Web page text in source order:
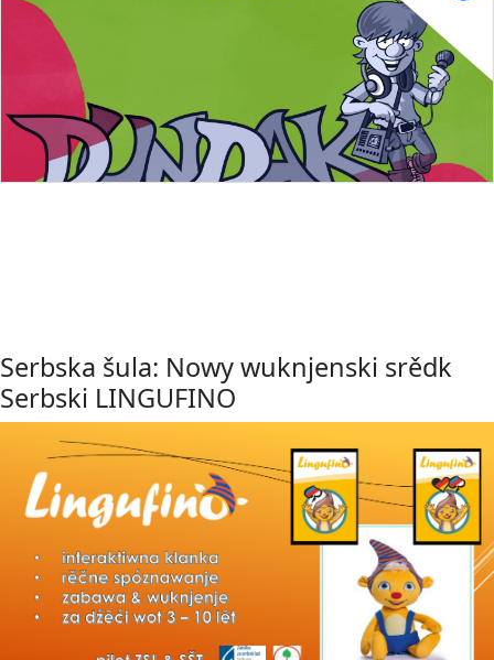
Serbska šula: Nowy wuknjenski srědk
Serbski LINGUFINO